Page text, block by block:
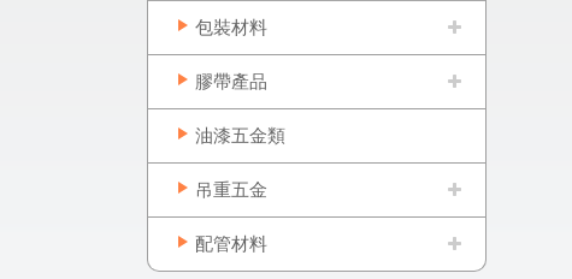
包裝材料
膠帶產品
油漆五金類
吊重五金
配管材料